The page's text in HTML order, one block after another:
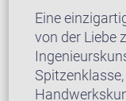
Eine
von der Liebe